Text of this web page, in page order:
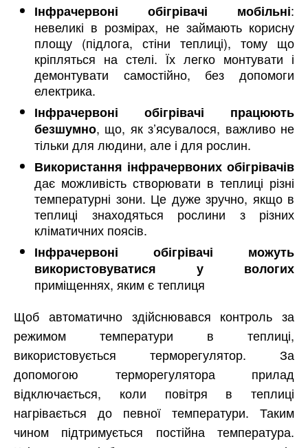
Інфрачервоні обігрівачі мобільні:
невеликі в розмірах, не займають корисну
площу (підлога, стіни теплиці), тому що
кріпляться на стелі. Їх легко монтувати і
демонтувати самостійно, без допомоги
електрика.
Інфрачервоні обігрівачі працюють
безшумно, що, як з’ясувалося, важливо не
тільки для людини, але і для рослин.
Використання інфрачервоних обігрівачів
дає можливість створювати в теплиці різні
температурні зони. Це дуже зручно, якщо в
теплиці знаходяться рослини з різних
кліматичних поясів.
Інфрачервоні обігрівачі можуть
використовуватися у вологих
приміщеннях, яким є теплиця
Щоб автоматично здійснювався контроль за
режимом температури в теплиці,
використовується терморегулятор. За
допомогою терморегулятора прилад
відключається, коли повітря в теплиці
нагрівається до певної температури. Таким
чином підтримується постійна температура.